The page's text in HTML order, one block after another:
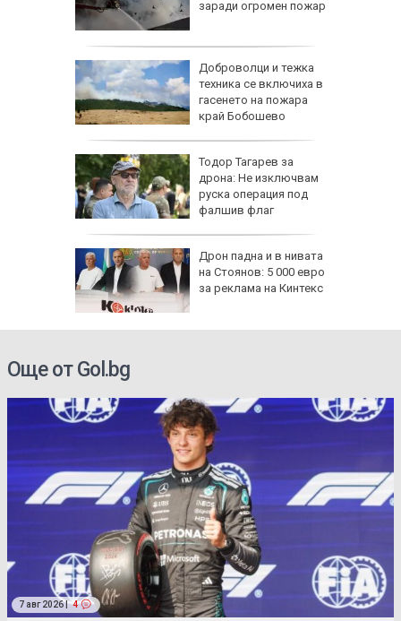
заради огромен пожар
Доброволци и тежка
техника се включиха в
гасенето на пожара
край Бобошево
Тодор Тагарев за
дрона: Не изключвам
руска операция под
фалшив флаг
Дрон падна и в нивата
на Стоянов: 5 000 евро
за реклама на Кинтекс
Още от Gol.bg
7 авг 2026 | 4